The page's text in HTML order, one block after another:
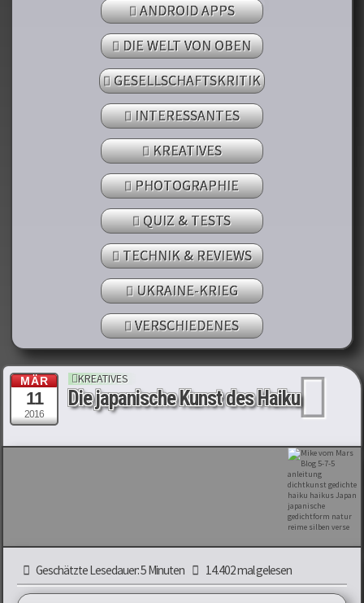
ANDROID APPS
DIE WELT VON OBEN
GESELLSCHAFTSKRITIK
INTERESSANTES
KREATIVES
PHOTOGRAPHIE
QUIZ & TESTS
TECHNIK & REVIEWS
UKRAINE-KRIEG
VERSCHIEDENES
MÄR
11
2016
KREATIVES
Die japanische Kunst des Haiku
Geschätzte Lesedauer: 5 Minuten 14.402 mal gelesen